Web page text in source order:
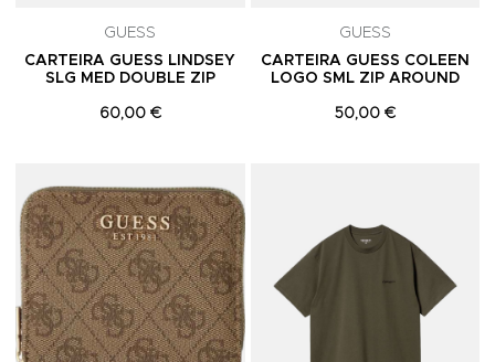
GUESS
CARTEIRA GUESS LINDSEY
SLG MED DOUBLE ZIP
60,00 €
GUESS
CARTEIRA GUESS COLEEN
LOGO SML ZIP AROUND
50,00 €